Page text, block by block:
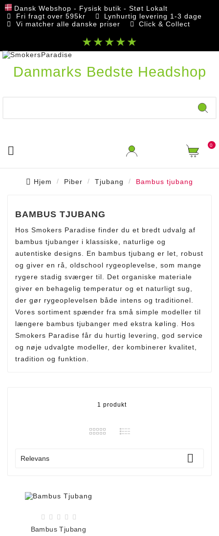
Dansk Webshop - Fysisk butik - Støt Lokalt
Fri fragt over 595kr
Lynhurtig levering 1-3 dage
Vi matcher alle danske priser
Click & Collect
★★★★★
Danmarks Bedste Headshop
 0
Hjem Piber Tjubang Bambus tjubang
BAMBUS TJUBANG
Hos Smokers Paradise finder du et bredt udvalg af
bambus tjubanger i klassiske, naturlige og
autentiske designs. En bambus tjubang er let, robust
og giver en rå, oldschool rygeoplevelse, som mange
rygere stadig sværger til. Det organiske materiale
giver en behagelig temperatur og et naturligt sug,
der gør rygeoplevelsen både intens og traditionel.
Vores sortiment spænder fra små simple modeller til
længere bambus tjubanger med ekstra køling. Hos
Smokers Paradise får du hurtig levering, god service
og nøje udvalgte modeller, der kombinerer kvalitet,
tradition og funktion.
1 produkt
Relevans 
    
Bambus Tjubang